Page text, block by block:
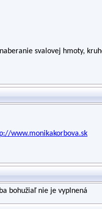
svalovej hmoty,
www.monikakorbova.sk
bohužiaľ nie je vyplnená